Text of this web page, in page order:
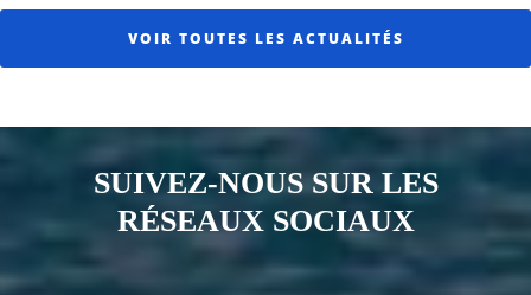
VOIR TOUTES LES ACTUALITÉS
SUIVEZ-NOUS SUR LES
RÉSEAUX SOCIAUX